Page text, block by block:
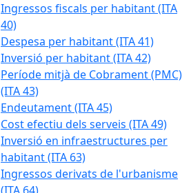
Ingressos fiscals per habitant (ITA
40)
Despesa per habitant (ITA 41)
Inversió per habitant (ITA 42)
Període mitjà de Cobrament (PMC)
(ITA 43)
Endeutament (ITA 45)
Cost efectiu dels serveis (ITA 49)
Inversió en infraestructures per
habitant (ITA 63)
Ingressos derivats de l'urbanisme